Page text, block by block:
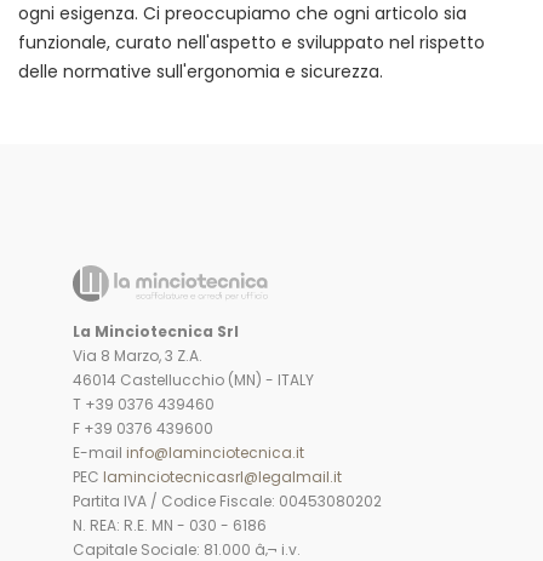
ogni esigenza. Ci preoccupiamo che ogni articolo sia
funzionale, curato nell'aspetto e sviluppato nel rispetto
delle normative sull'ergonomia e sicurezza.
La Minciotecnica Srl
Via 8 Marzo, 3 Z.A.
46014 Castellucchio (MN) - ITALY
T +39 0376 439460
F +39 0376 439600
E-mail info@laminciotecnica.it
PEC laminciotecnicasrl@legalmail.it
Partita IVA / Codice Fiscale: 00453080202
N. REA: R.E. MN - 030 - 6186
Capitale Sociale: 81.000 â‚¬ i.v.